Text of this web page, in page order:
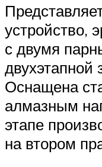
устройство,
с двумя
двухэтапной
Оснащена
алмазным
этапе
на втором